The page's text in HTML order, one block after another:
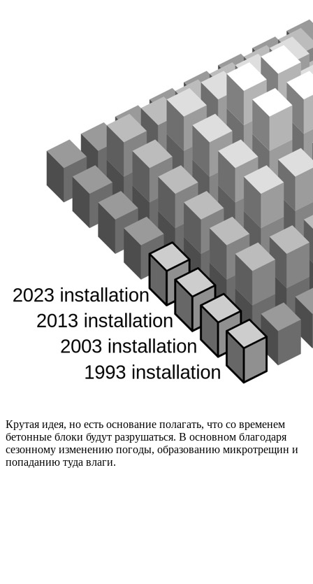
Крутая идея, но есть основание полагать, что со временем
бетонные блоки будут разрушаться. В основном благодаря
сезонному изменению погоды, образованию микротрещин и
попаданию туда влаги.